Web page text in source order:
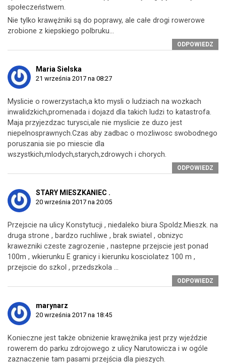
społeczeństwem.
Nie tylko krawężniki są do poprawy, ale całe drogi rowerowe
zrobione z kiepskiego polbruku…
ODPOWIEDZ
Maria Sielska
21 września 2017 na 08:27
Myslicie o rowerzystach,a kto mysli o ludziach na wozkach
inwalidzkich,promenada i dojazd dla takich ludzi to katastrofa.
Maja przyjezdzac turysci,ale nie myslicie ze duzo jest
niepelnosprawnych.Czas aby zadbac o mozliwosc swobodnego
poruszania sie po miescie dla
wszystkich,mlodych,starych,zdrowych i chorych.
ODPOWIEDZ
STARY MIESZKANIEC .
20 września 2017 na 20:05
Przejscie na ulicy Konstytucji , niedaleko biura Spoldz.Mieszk. na
druga strone , bardzo ruchliwe , brak swiatel , obnizyc
krawezniki czeste zagrozenie , nastepne przejscie jest ponad
100m , wkierunku E granicy i kierunku kosciolatez 100 m ,
przejscie do szkol , przedszkola …
ODPOWIEDZ
marynarz
20 września 2017 na 18:45
Konieczne jest także obniżenie krawężnika jest przy wjeździe
rowerem do parku zdrojowego z ulicy Narutowicza i w ogóle
zaznaczenie tam pasami przejścia dla pieszych.